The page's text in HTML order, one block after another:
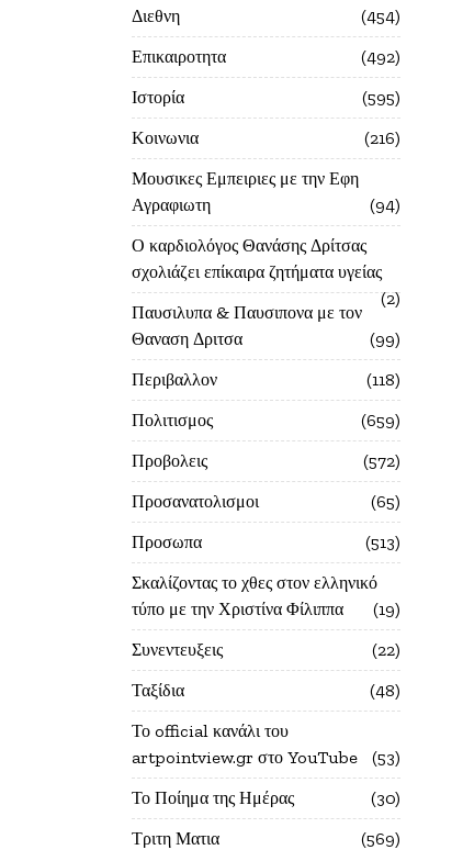
Διεθνη
454
Επικαιροτητα
492
Ιστορία
595
Κοινωνια
216
Μουσικες Εμπειριες με την Εφη
Αγραφιωτη
94
Ο καρδιολόγος Θανάσης Δρίτσας
σχολιάζει επίκαιρα ζητήματα υγείας
2
Παυσιλυπα & Παυσιπονα με τον
Θαναση Δριτσα
99
Περιβαλλον
118
Πολιτισμος
659
Προβολεις
572
Προσανατολισμοι
65
Προσωπα
513
Σκαλίζοντας το χθες στον ελληνικό
τύπο με την Χριστίνα Φίλιππα
19
Συνεντευξεις
22
Ταξίδια
48
Το official κανάλι του
artpointview.gr στο YouTube
53
Το Ποίημα της Ημέρας
30
Τριτη Ματια
569